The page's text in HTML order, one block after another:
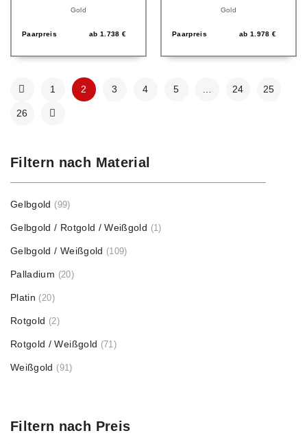
Gold
Paarpreis ab 1.738 €
Gold
Paarpreis ab 1.978 €
1 2 3 4 5 … 24 25
26
Filtern nach Material
Gelbgold (99)
Gelbgold / Rotgold / Weißgold (1)
Gelbgold / Weißgold (109)
Palladium (20)
Platin (20)
Rotgold (2)
Rotgold / Weißgold (71)
Weißgold (91)
Filtern nach Preis